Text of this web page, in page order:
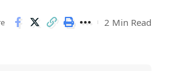
2 Min Read